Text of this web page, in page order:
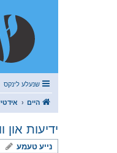
שנעלע לינקס
היים
ידיעות און
נייע טעמע